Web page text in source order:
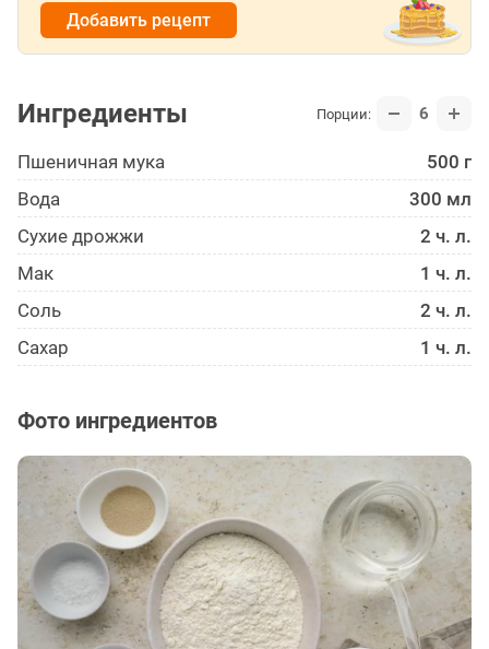
Добавить рецепт
Ингредиенты Порции: 6
Пшеничная мука
500 г
Вода
300 мл
Сухие дрожжи
2 ч. л.
Мак
1 ч. л.
Соль
2 ч. л.
Сахар
1 ч. л.
Фото ингредиентов